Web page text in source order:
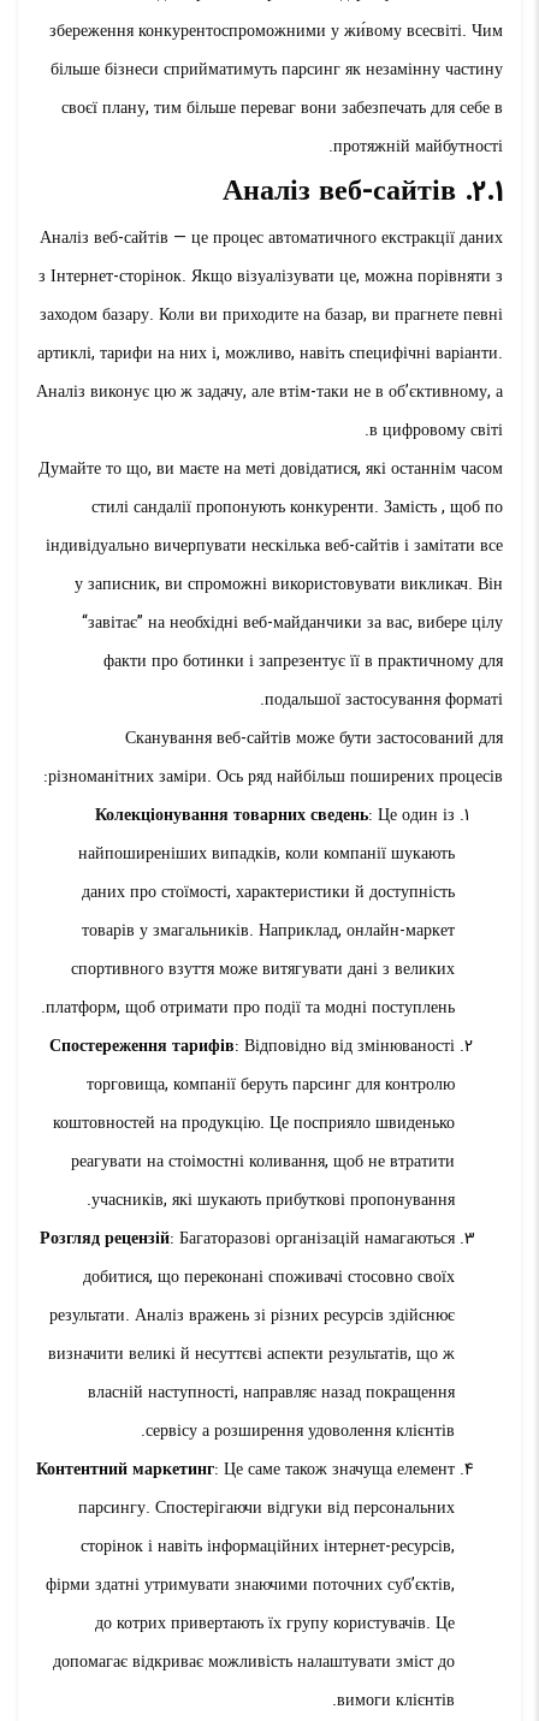
збереження конкурентоспроможними у жи́вому всесвіті. Чим
більше бізнеси сприйматимуть парсинг як незамінну частину
своєї плану, тим більше переваг вони забезпечать для себе в
протяжній майбутності.
2.1. Аналіз веб-сайтів
Аналіз веб-сайтів — це процес автоматичного екстракції даних
з Інтернет-сторінок. Якщо візуалізувати це, можна порівняти з
заходом базару. Коли ви приходите на базар, ви прагнете певні
артиклі, тарифи на них і, можливо, навіть специфічні варіанти.
Аналіз виконує цю ж задачу, але втім-таки не в об’єктивному, а
в цифровому світі.
Думайте то що, ви маєте на меті довідатися, які останнім часом
стилі сандалії пропонують конкуренти. Замість , щоб по
індивідуально вичерпувати нескілька веб-сайтів і замітати все
у записник, ви спроможні використовувати викликач. Він
“завітає” на необхідні веб-майданчики за вас, вибере цілу
факти про ботинки і запрезентує її в практичному для
подальшої застосування форматі.
Сканування веб-сайтів може бути застосований для
різноманітних заміри. Ось ряд найбільш поширених процесів:
Колекціонування товарних сведень: Це один із
найпоширеніших випадків, коли компанії шукають
даних про стоїмості, характеристики й доступність
товарів у змагальників. Наприклад, онлайн-маркет
спортивного взуття може витягувати дані з великих
платформ, щоб отримати про події та модні поступлень.
Спостереження тарифів: Відповідно від змінюваності
торговища, компанії беруть парсинг для контролю
коштовностей на продукцію. Це посприяло швиденько
реагувати на стоімостні коливання, щоб не втратити
учасників, які шукають прибуткові пропонування.
Розгляд рецензій: Багаторазові організацій намагаються
добитися, що переконані споживачі стосовно своїх
результати. Аналіз вражень зі різних ресурсів здійснює
визначити великі й несуттєві аспекти результатів, що ж
власній наступності, направляє назад покращення
сервісу а розширення удоволення клієнтів.
Контентний маркетинг: Це саме також значуща елемент
парсингу. Спостерігаючи відгуки від персональних
сторінок і навіть інформаційних інтернет-ресурсів,
фірми здатні утримувати знаючими поточних суб’єктів,
до котрих привертають їх групу користувачів. Це
допомагає відкриває можливість налаштувати зміст до
вимоги клієнтів.